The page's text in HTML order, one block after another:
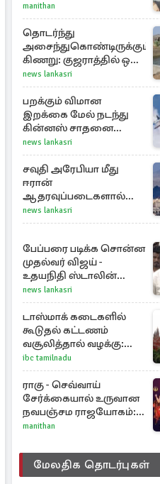
manithan
தொடர்ந்து
அசைந்துகொண்டிருக்கும்
கிணறு: குஜராத்தில் ஒரு
சுவாரஸ்ய நிகழ்வு
news lankasri
பறக்கும் விமான
இறக்கை மேல் நடந்து
கின்னஸ் சாதனை
படைத்த 97 வயது
மூதாட்டி
news lankasri
சவுதி அரேபியா மீது
ஈரான்
ஆதரவுப்படைகளால்
இருமுனைத் தாக்குதல்:
நெருக்கடியில் மத்திய
news lankasri
பேப்பரை படிக்க சொன்ன
முதல்வர் விஜய் -
உதயநிதி ஸ்டாலின்
கொடுத்த பதிலடி
news lankasri
டாஸ்மாக் கடைகளில்
கூடுதல் கட்டணம்
வசூலித்தால் வழக்கு:
சென்னை
உயர்நீதிமன்றம் உத்தரவு
ibc tamilnadu
ராகு - செவ்வாய்
சேர்க்கையால் உருவான
நவபஞ்சம ராஜயோகம்:
அதிர்ஷ்டம் பெறும் 3
manithan
மேலதிக தொடர்புகள்